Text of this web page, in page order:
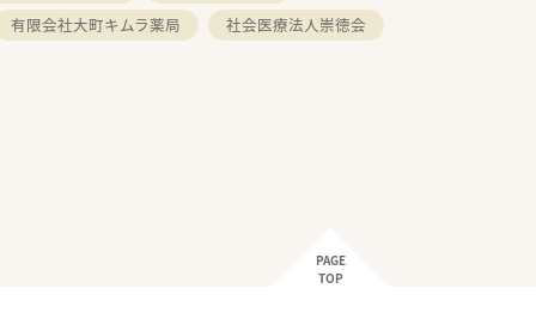
有限会社大町キムラ薬局
社会医療法人崇徳会
PAGE
TOP